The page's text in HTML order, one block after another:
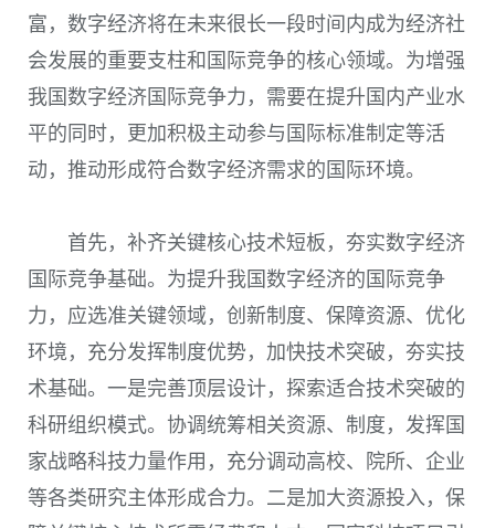
富，数字经济将在未来很长一段时间内成为经济社
会发展的重要支柱和国际竞争的核心领域。为增强
我国数字经济国际竞争力，需要在提升国内产业水
平的同时，更加积极主动参与国际标准制定等活
动，推动形成符合数字经济需求的国际环境。
首先，补齐关键核心技术短板，夯实数字经济
国际竞争基础。为提升我国数字经济的国际竞争
力，应选准关键领域，创新制度、保障资源、优化
环境，充分发挥制度优势，加快技术突破，夯实技
术基础。一是完善顶层设计，探索适合技术突破的
科研组织模式。协调统筹相关资源、制度，发挥国
家战略科技力量作用，充分调动高校、院所、企业
等各类研究主体形成合力。二是加大资源投入，保